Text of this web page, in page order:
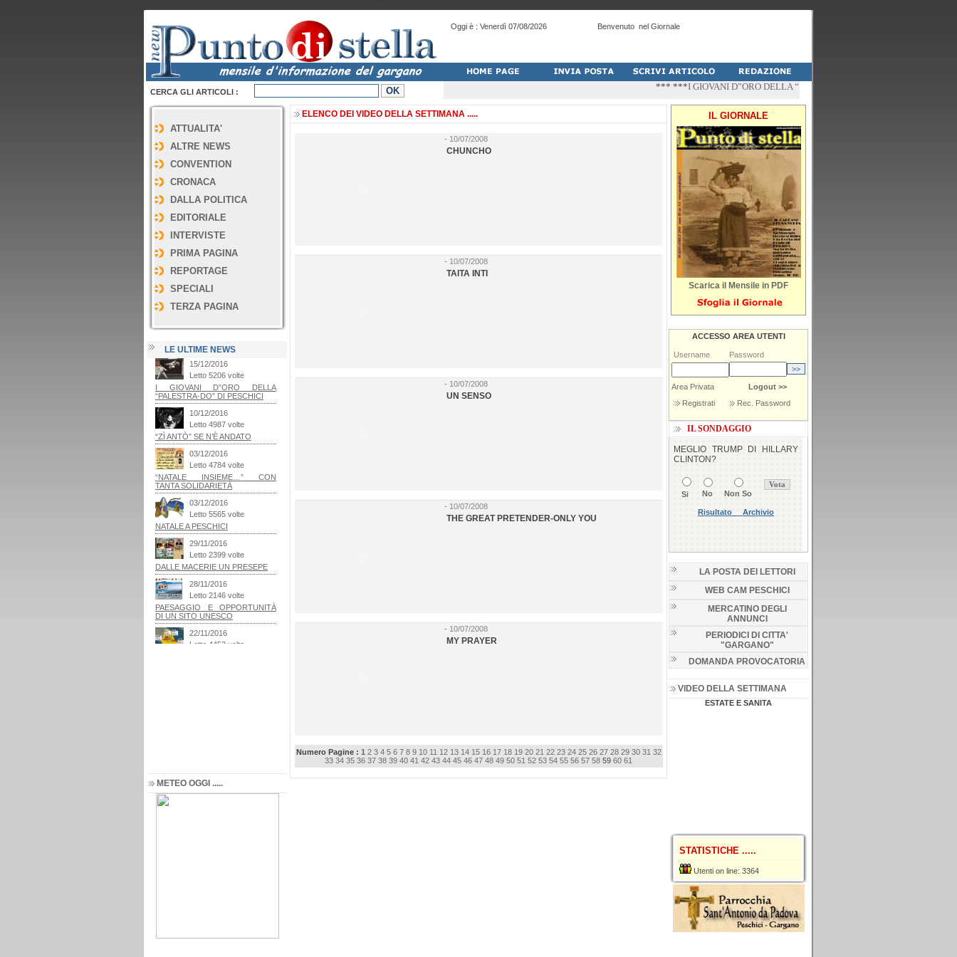
Oggi è : Venerdì 07/08/2026 Benvenuto nel Giornale
CERCA GLI ARTICOLI : *** ***I GIOVANI D”ORO DELLA “PALESTRA-DO” DI PESCHICI
ATTUALITA'
ALTRE NEWS
CONVENTION
CRONACA
DALLA POLITICA
EDITORIALE
INTERVISTE
PRIMA PAGINA
REPORTAGE
SPECIALI
TERZA PAGINA
LE ULTIME NEWS
METEO OGGI .....
ELENCO DEI VIDEO DELLA SETTIMANA .....
- 10/07/2008
CHUNCHO
- 10/07/2008
TAITA INTI
- 10/07/2008
UN SENSO
- 10/07/2008
THE GREAT PRETENDER-ONLY YOU
- 10/07/2008
MY PRAYER
Numero Pagine : 1 2 3 4 5 6 7 8 9 10 11 12 13 14 15 16 17 18 19 20 21 22 23 24 25 26 27 28 29 30 31 32
33 34 35 36 37 38 39 40 41 42 43 44 45 46 47 48 49 50 51 52 53 54 55 56 57 58 59 60 61
IL GIORNALE
Scarica il Mensile in PDF
ACCESSO AREA UTENTI
Username Password
Area Privata
Logout >>
Registrati
Rec. Password
IL SONDAGGIO
LA POSTA DEI LETTORI
WEB CAM PESCHICI
MERCATINO DEGLI
ANNUNCI
PERIODICI DI CITTA'
"GARGANO"
DOMANDA PROVOCATORIA
VIDEO DELLA SETTIMANA
ESTATE E SANITA
STATISTICHE .....
Utenti on line: 3364